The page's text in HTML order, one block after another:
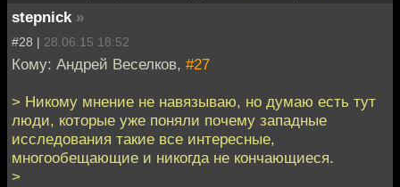
stepnick »
#28 | 28.06.15 18:52
Кому: Андрей Веселков, #27
> Никому мнение не навязываю, но думаю есть тут
люди, которые уже поняли почему западные
исследования такие все интересные,
многообещающие и никогда не кончающиеся.
>